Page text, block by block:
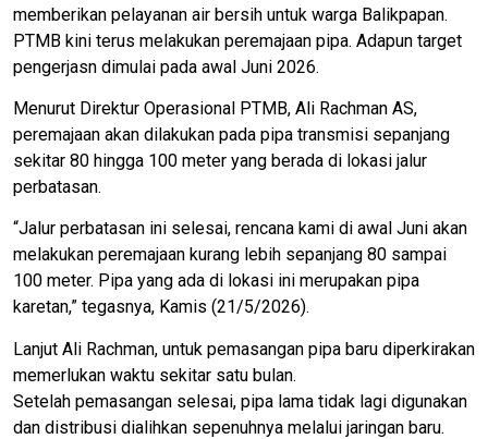
memberikan pelayanan air bersih untuk warga Balikpapan.
PTMB kini terus melakukan peremajaan pipa. Adapun target
pengerjasn dimulai pada awal Juni 2026.
Menurut Direktur Operasional PTMB, Ali Rachman AS,
peremajaan akan dilakukan pada pipa transmisi sepanjang
sekitar 80 hingga 100 meter yang berada di lokasi jalur
perbatasan.
“Jalur perbatasan ini selesai, rencana kami di awal Juni akan
melakukan peremajaan kurang lebih sepanjang 80 sampai
100 meter. Pipa yang ada di lokasi ini merupakan pipa
karetan,” tegasnya, Kamis (21/5/2026).
Lanjut Ali Rachman, untuk pemasangan pipa baru diperkirakan
memerlukan waktu sekitar satu bulan.
Setelah pemasangan selesai, pipa lama tidak lagi digunakan
dan distribusi dialihkan sepenuhnya melalui jaringan baru.